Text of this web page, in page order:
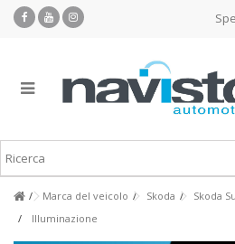
Marca del veicolo Skoda Skoda
Illuminazione